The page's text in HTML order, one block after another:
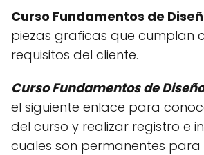
Curso Fundamentos de
piezas graficas que cumplan
requisitos del cliente.
Curso Fundamentos de Diseño
el siguiente enlace para
del curso y realizar registro e
cuales son permanentes para